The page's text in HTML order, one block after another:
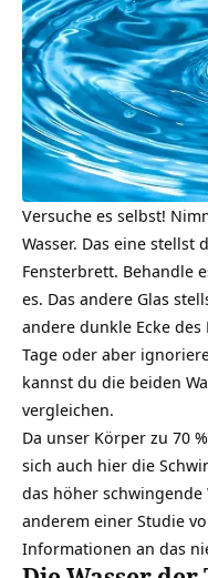
Versuche es selbst!
Wasser. Das eine stellst
Fensterbrett. Behandle
es. Das andere Glas
andere dunkle Ecke
Tage oder aber
kannst du die beiden
vergleichen.
Da unser Körper zu 70
sich auch hier die
das höher
anderem einer Studie
Informationen an das